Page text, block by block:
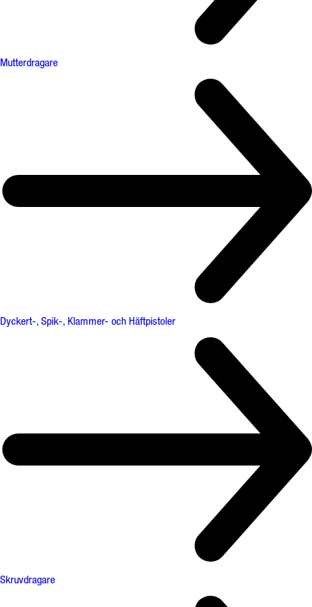
Mutterdragare
Dyckert-, Spik-, Klammer- och Häftpistoler
Skruvdragare